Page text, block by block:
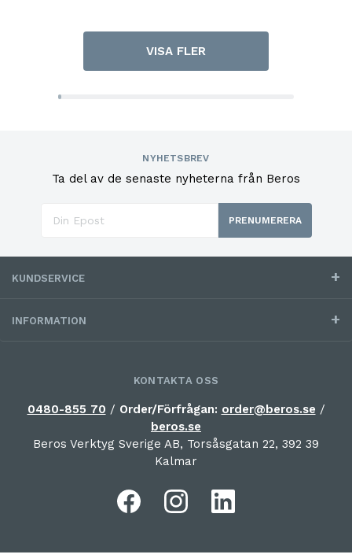
VISA FLER
NYHETSBREV
Ta del av de senaste nyheterna från Beros
PRENUMERERA
KUNDSERVICE
INFORMATION
KONTAKTA OSS
0480-855 70 / Order/Förfrågan: order@beros.se /
beros.se
Beros Verktyg Sverige AB, Torsåsgatan 22, 392 39
Kalmar